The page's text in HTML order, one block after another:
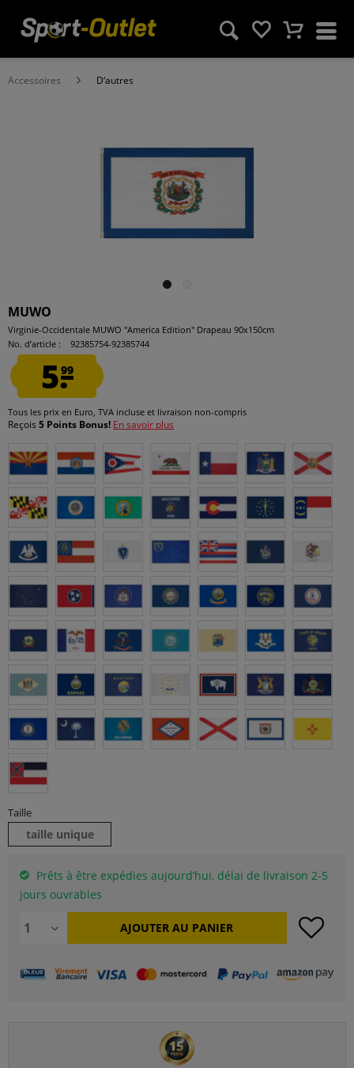
Accessoires D‘autres
MUWO
Virginie-Occidentale MUWO "America Edition" Drapeau 90x150cm
No. d’article :
92385754-92385744
5.99
Tous les prix en Euro, TVA incluse et livraison non-compris
Reçois 5 Points Bonus! En savoir plus
Taille
taille unique
Prêts à être expédies aujourd’hui, délai de livraison 2-5
jours ouvrables
AJOUTER AU PANIER